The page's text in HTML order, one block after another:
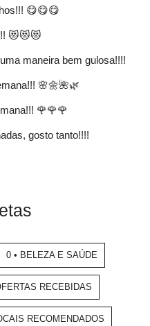
0 • BELEZA E SAÚDE
RECEBIDAS
RECOMENDADOS